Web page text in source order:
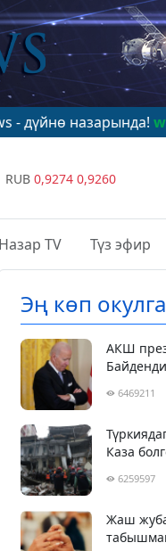
RUB 0,9274 0,9260
Назар TV Түз эфир
Эң көп
АКШ
6469211
Каза
6259597
Жаш